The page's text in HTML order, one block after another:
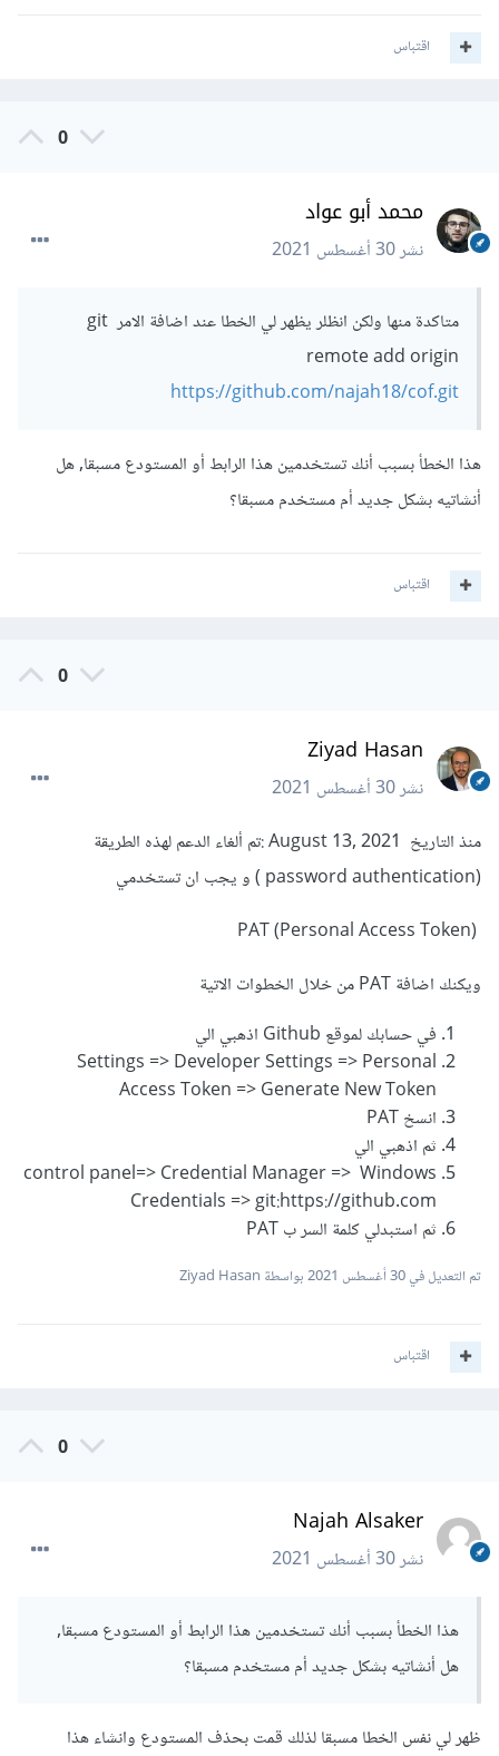
اقتباس
0
محمد أبو عواد
نشر30 أغسطس 2021
متاكدة منها ولكن انظلر يظهر لي الخطا عند اضافة الامر git
remote add origin
https://github.com/najah18/cof.git
هذا الخطأ بسبب أنك تستخدمين هذا الرابط أو المستودع مسبقا, هل
أنشاتيه بشكل جديد أم مستخدم مسبقا؟
اقتباس
0
Ziyad Hasan
نشر30 أغسطس 2021
منذ التاريخ August 13, 2021 :تم ألغاء الدعم لهذه الطريقة
ويكنك اضافة PAT من خلال الخطوات الاتية
في حسابك لموقع Github اذهبي الي
Settings => Developer Settings => Personal
Access Token => Generate New Token
انسخ PAT
ثم اذهبي الي
control panel=> Credential Manager => Windows
Credentials => git:https://github.com
ثم استبدلي كلمة السر ب PAT
تم التعديل في30 أغسطس 2021 بواسطة Ziyad Hasan
اقتباس
0
Najah Alsaker
نشر30 أغسطس 2021
هذا الخطأ بسبب أنك تستخدمين هذا الرابط أو المستودع مسبقا,
هل أنشاتيه بشكل جديد أم مستخدم مسبقا؟
ظهر لي نفس الخطا مسبقا لذلك قمت بحذف المستودع وانشاء هذا